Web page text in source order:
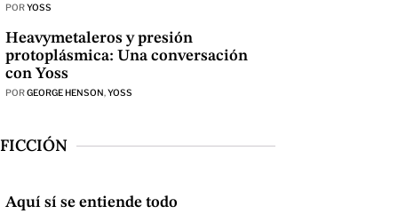
PORYOSS
Heavymetaleros y presión
protoplásmica: Una conversación
con Yoss
PORGEORGE HENSON,YOSS
FICCIÓN
Aquí sí se entiende todo